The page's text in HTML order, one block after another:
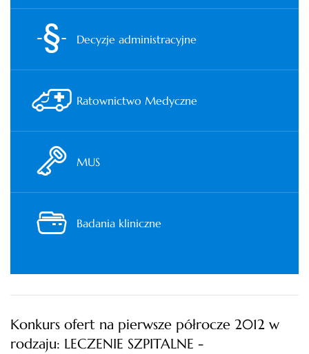
Decyzje administracyjne
Ratownictwo Medyczne
MUS
Badania kliniczne
Konkurs ofert na pierwsze półrocze 2012 w
rodzaju: LECZENIE SZPITALNE -